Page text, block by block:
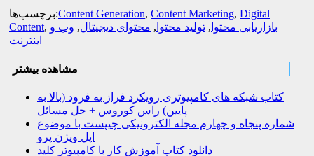
برچسب‌ها:Content Generation, Content Marketing, Digital
Content, بازاریابی محتوا , تولید محتوا , محتوای دیجیتال, وب و
اینترنت
مشاهده بیشتر
کتاب شبکه های کامپیوتری رویکرد فراز به فرود (بالا به
پایین) راس کوروس + حل مسائل
شماره پنجاه و چهارم مجله الکترونیکی چیپست با موضوع
اپل ویژن پرو
دانلود کتاب آموزش کار با کامپیوتر کلید